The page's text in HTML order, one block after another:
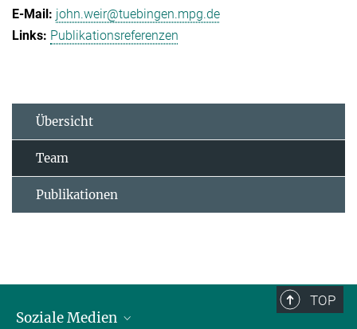
john.weir@tuebingen.mpg.de
Publikationsreferenzen
Übersicht
Team
Publikationen
TOP
Soziale Medien